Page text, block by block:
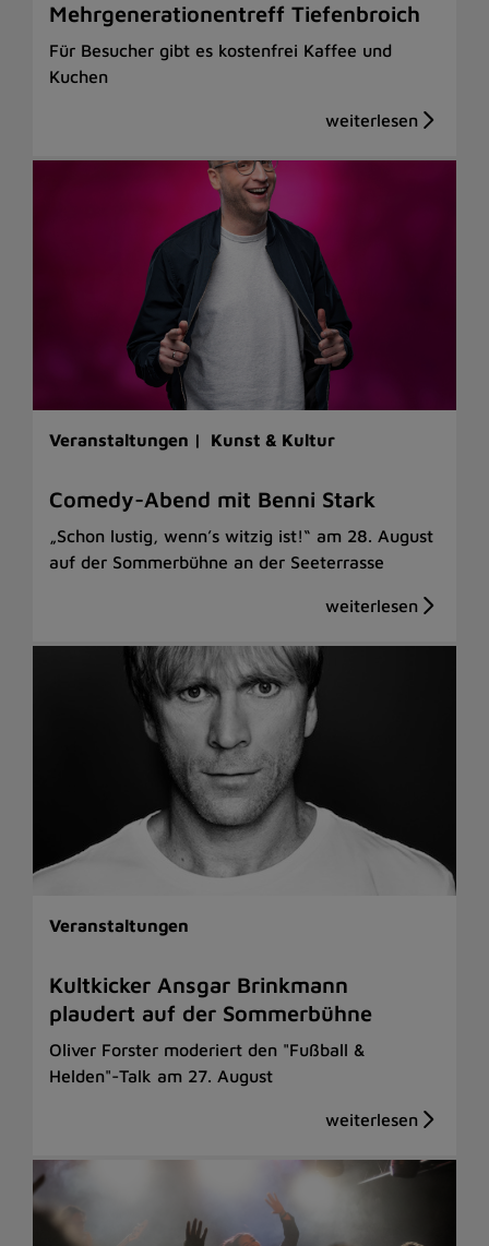
Mehrgenerationentreff Tiefenbroich
Für Besucher gibt es kostenfrei Kaffee und
Kuchen
Veranstaltungen | Kunst & Kultur
Comedy-Abend mit Benni Stark
„Schon lustig, wenn’s witzig ist!“ am 28. August
auf der Sommerbühne an der Seeterrasse
Veranstaltungen
Kultkicker Ansgar Brinkmann
plaudert auf der Sommerbühne
Oliver Forster moderiert den "Fußball &
Helden"-Talk am 27. August